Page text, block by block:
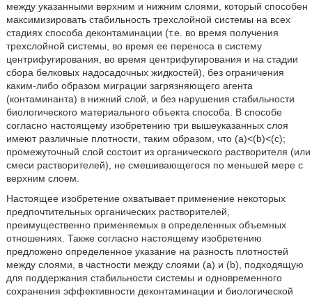
между указанными верхним и нижним слоями, который способен
максимизировать стабильность трехслойной системы на всех
стадиях способа деконтаминации (т.е. во время получения
трехслойной системы, во время ее переноса в систему
центрифугирования, во время центрифугирования и на стадии
сбора белковых надосадочных жидкостей), без ограничения
каким-либо образом миграции загрязняющего агента
(контаминанта) в нижний слой, и без нарушения стабильности
биологического материального объекта способа. В способе
согласно настоящему изобретению три вышеуказанных слоя
имеют различные плотности, таким образом, что (а)<(b)<(с);
промежуточный слой состоит из органического растворителя (или
смеси растворителей), не смешивающегося по меньшей мере с
верхним слоем.
Настоящее изобретение охватывает применение некоторых
предпочтительных органических растворителей,
преимущественно применяемых в определенных объемных
отношениях. Также согласно настоящему изобретению
предложено определенное указание на разность плотностей
между слоями, в частности между слоями (а) и (b), подходящую
для поддержания стабильности системы и одновременного
сохранения эффективности деконтаминации и биологической